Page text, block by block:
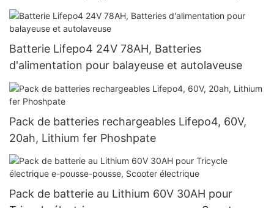
Batterie Lifepo4 24V 78AH, Batteries
d'alimentation pour balayeuse et autolaveuse
Pack de batteries rechargeables Lifepo4, 60V,
20ah, Lithium fer Phoshpate
Pack de batterie au Lithium 60V 30AH pour